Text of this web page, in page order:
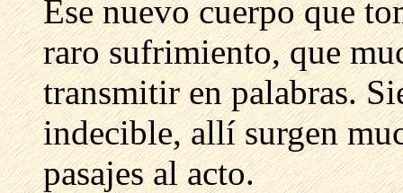
Ese nuevo cuerpo que
raro sufrimiento, que
transmitir en palabras.
indecible, allí surgen
pasajes al acto.